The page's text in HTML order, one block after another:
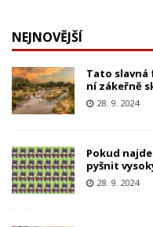
NEJNOVĚJŠÍ
Tato slavná
ní zákeřně
28. 9. 2024
Pokud
pyšnit
28. 9. 2024